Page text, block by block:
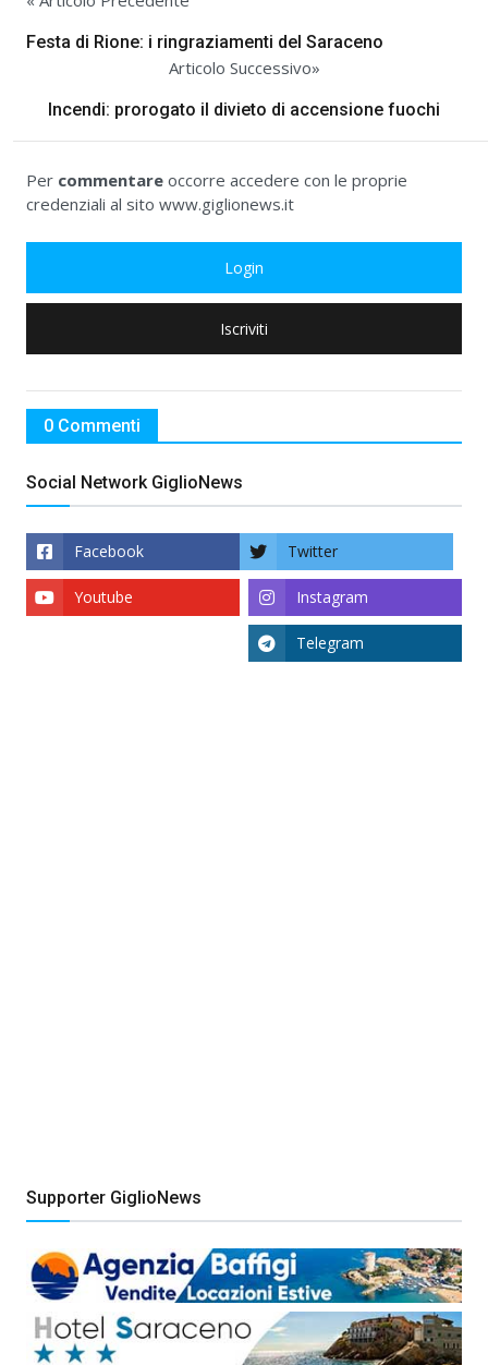
Festa di Rione: i ringraziamenti del Saraceno
Articolo Successivo»
Incendi: prorogato il divieto di accensione fuochi
Per commentare occorre accedere con le proprie
credenziali al sito www.giglionews.it
Login
Iscriviti
0 Commenti
Social Network GiglioNews
Facebook Twitter
Instagram
Youtube
Telegram
Supporter GiglioNews